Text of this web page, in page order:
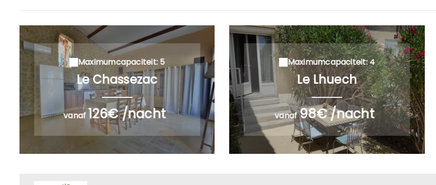
Maximumcapaciteit: 5
Le Chassezac
vanaf126€ /nacht
Maximumcapaciteit: 4
Le Lhuech
vanaf98€ /nacht